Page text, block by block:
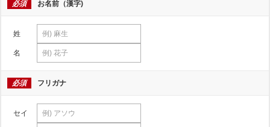
必須 お名前（漢字)
姓
名
必須 フリガナ
セイ